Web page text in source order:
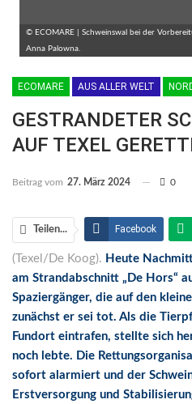
© ECOMARE | Schweinswal bei der
Anna Palowna.
ECOMARE AUS ALLER WELT
GESTRANDETER
AUF TEXEL
Beitrag vom 27. März 2024 0
Teilen... Facebook
Email
Facebook Messenger
(Texel/De Koog). Heute
am Strandabschnitt „De Hors“
Spaziergänger, die auf den
zunächst er sei tot. Als die
Fundort eintrafen, stellte sich
noch lebte. Die
sofort alarmiert und der
Erstversorgung und